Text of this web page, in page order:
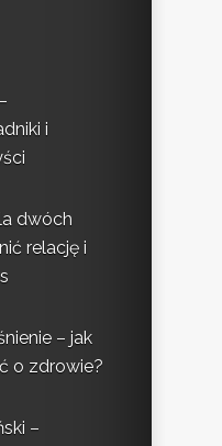
i
dwóch
relację i
– jak
o zdrowie?
–